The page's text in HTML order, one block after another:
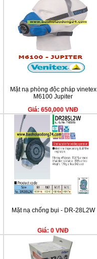
Mặt nạ phòng độc pháp vinetex
M6100 Jupiter
Giá: 650,000 VNĐ
Mặt nạ chống bụi - DR-28L2W
Giá: 0 VNĐ